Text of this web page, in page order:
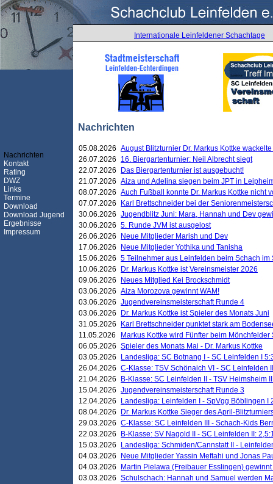
Internationale Leinfeldener Schachtage
Nachrichten
Nachrichten
Kontakt
Rating
DWZ
Links
Termine
Download
Download Jugend
Ergebnisse
Impressum
05.08.2026 August Blitzturnier Dr. Markus Kottke
26.07.2026
16. Biergartenturnier: Neil Albrecht siegt
22.07.2026
Das Biergartenturnier ist ausgebucht!
21.07.2026 Aiza und Adelina siegen beim JPT in
08.07.2026 Auch Fußball konnte Dr. Markus Kottke nicht
07.07.2026
Karl Brettschneider bei der
30.06.2026 Jugendblitz Juni: Mara, Hannah und Dev
30.06.2026 5. Runde JVM ist ausgelost
26.06.2026
Neue Mitglieder Marish und Dev
17.06.2026
Neue Mitglieder Yothika und Tanisha
15.06.2026 5 Teilnehmer aus Leinfelden beim Schach
10.06.2026
Dr. Markus Kottke ist Vereinsmeister 2026
09.06.2026
Neues Mitglied Kei Brockschmidt
03.06.2026 Aiza Morozova gewinnt WAM!
03.06.2026 Jugendvereinsmeisterschaft Runde 4
03.06.2026
Dr. Markus Kottke ist Spieler des Monats Juni
31.05.2026
Karl Brettschneider punktet stark am
11.05.2026
Markus Kottke wird Fünfter beim
06.05.2026 Spieler des Monats Mai - Dr. Markus Kottke
03.05.2026
Landesliga: SC Botnang I - SC Leinfelden I
26.04.2026 C-Klasse: TSV Schönaich VI - SC Leinfelden
21.04.2026
B-Klasse: SC Leinfelden II - TSV Heimsheim
15.04.2026 Jugendvereinsmeisterschaft Runde 3
12.04.2026
Landesliga: Leinfelden I - SpVgg Böblingen I
08.04.2026
Dr. Markus Kottke Sieger des April-
29.03.2026 C-Klasse: SC Leinfelden III - Schach-Kids
22.03.2026
B-Klasse: SV Nagold II - SC Leinfelden II:
15.03.2026
Landesliga: Schmiden/Cannstatt II -
04.03.2026
Neue Mitglieder Yassin Meftahi und Jonas
04.03.2026
Martin Pielawa (Freibauer Esslingen)
03.03.2026 Schulschach: Hannah und Samuel werden